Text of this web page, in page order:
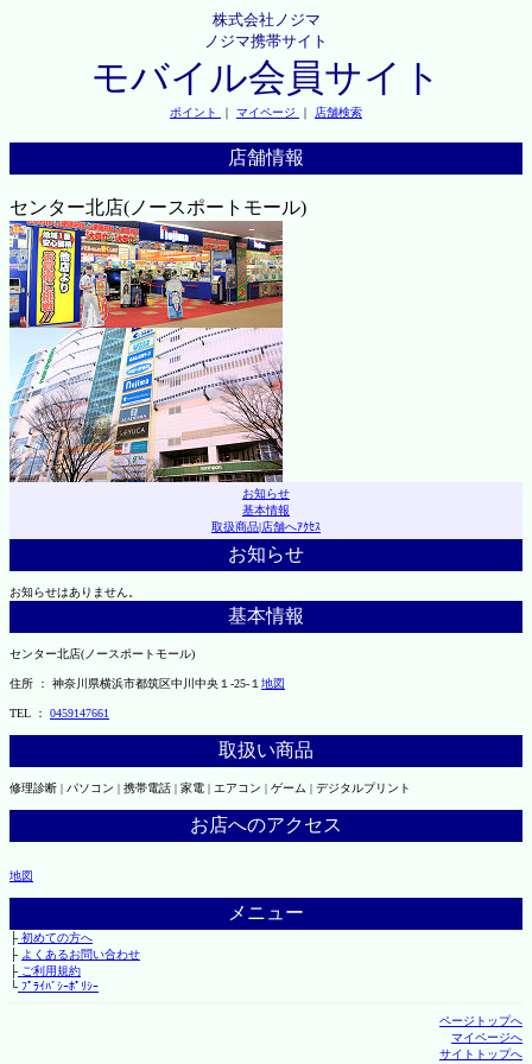
株式会社ノジマ
ノジマ携帯サイト
モバイル会員サイト
ポイント ｜ マイページ ｜ 店舗検索
店舗情報
センター北店(ノースポートモール)
お知らせ
基本情報
取扱商品|店舗へｱｸｾｽ
お知らせ
お知らせはありません。
基本情報
センター北店(ノースポートモール)
住所 ： 神奈川県横浜市都筑区中川中央１-25-１ 地図
TEL ： 0459147661
取扱い商品
修理診断 | パソコン | 携帯電話 | 家電 | エアコン | ゲーム | デジタルプリント
お店へのアクセス
地図
メニュー
├初めての方へ
├ よくあるお問い合わせ
├ご利用規約
└ﾌﾟﾗｲﾊﾞｼｰﾎﾟﾘｼｰ
ページトップへ
マイページへ
サイトトップへ